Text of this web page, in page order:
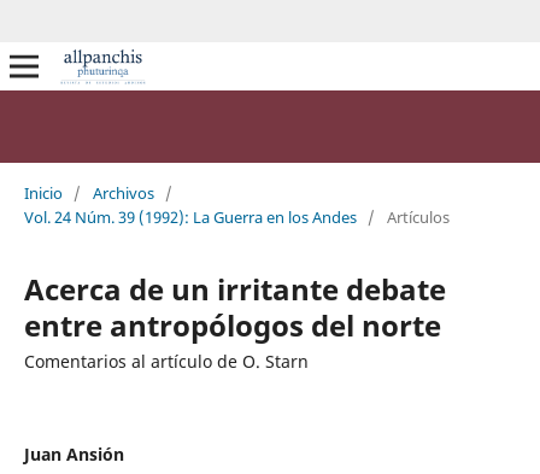
Inicio / Archivos /
Vol. 24 Núm. 39 (1992): La Guerra en los Andes / Artículos
Acerca de un irritante debate
entre antropólogos del norte
Comentarios al artículo de O. Starn
Juan Ansión